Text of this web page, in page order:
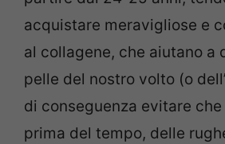
acquistare meravigliose e
al collagene, che aiutano a
pelle del nostro volto (o
di conseguenza evitare
prima del tempo, delle